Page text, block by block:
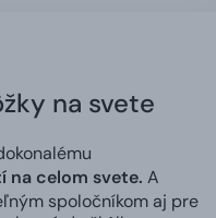
na svete
na celom svete. A
spoločníkom aj pre